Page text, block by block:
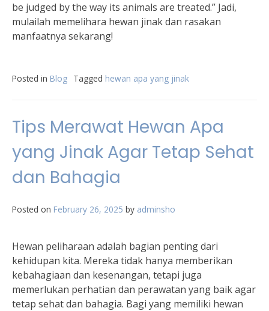
be judged by the way its animals are treated.” Jadi,
mulailah memelihara hewan jinak dan rasakan
manfaatnya sekarang!
Posted in Blog Tagged hewan apa yang jinak
Tips Merawat Hewan Apa
yang Jinak Agar Tetap Sehat
dan Bahagia
Posted on February 26, 2025 by adminsho
Hewan peliharaan adalah bagian penting dari
kehidupan kita. Mereka tidak hanya memberikan
kebahagiaan dan kesenangan, tetapi juga
memerlukan perhatian dan perawatan yang baik agar
tetap sehat dan bahagia. Bagi yang memiliki hewan